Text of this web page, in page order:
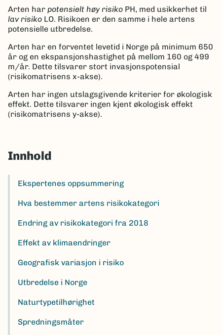
Arten har potensielt høy risiko PH, med usikkerhet til
lav risiko LO. Risikoen er den samme i hele artens
potensielle utbredelse.
Arten har en forventet levetid i Norge på minimum 650
år og en ekspansjonshastighet på mellom 160 og 499
m/år. Dette tilsvarer stort invasjonspotensial
(risikomatrisens x-akse).
Arten har ingen utslagsgivende kriterier for økologisk
effekt. Dette tilsvarer ingen kjent økologisk effekt
(risikomatrisens y-akse).
Innhold
Ekspertenes oppsummering
Hva bestemmer artens risikokategori
Endring av risikokategori fra 2018
Effekt av klimaendringer
Geografisk variasjon i risiko
Utbredelse i Norge
Naturtypetilhørighet
Spredningsmåter